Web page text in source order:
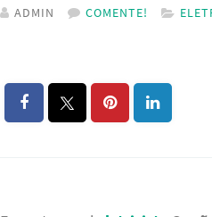
ADMIN COMENTE!